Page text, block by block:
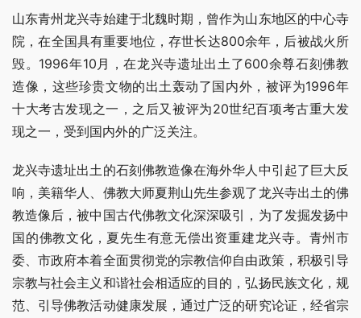
山东青州龙兴寺始建于北魏时期，曾作为山东地区的中心寺
院，在全国具有重要地位，存世长达800余年，后被战火所
毁。1996年10月，在龙兴寺遗址出土了600余尊石刻佛教
造像，这些珍贵文物的出土轰动了国内外，被评为1996年
十大考古发现之一，之后又被评为20世纪百项考古重大发
现之一，受到国内外的广泛关注。
龙兴寺遗址出土的石刻佛教造像在海外华人中引起了巨大反
响，美籍华人、佛教大师夏荆山先生参观了龙兴寺出土的佛
教造像后，被中国古代佛教文化深深吸引，为了发掘发扬中
国的佛教文化，夏先生有意无偿出资重建龙兴寺。青州市
委、市政府本着全面贯彻党的宗教信仰自由政策，积极引导
宗教与社会主义和谐社会相适应的目的，弘扬民族文化，规
范、引导佛教活动健康发展，通过广泛的研究论证，经省宗